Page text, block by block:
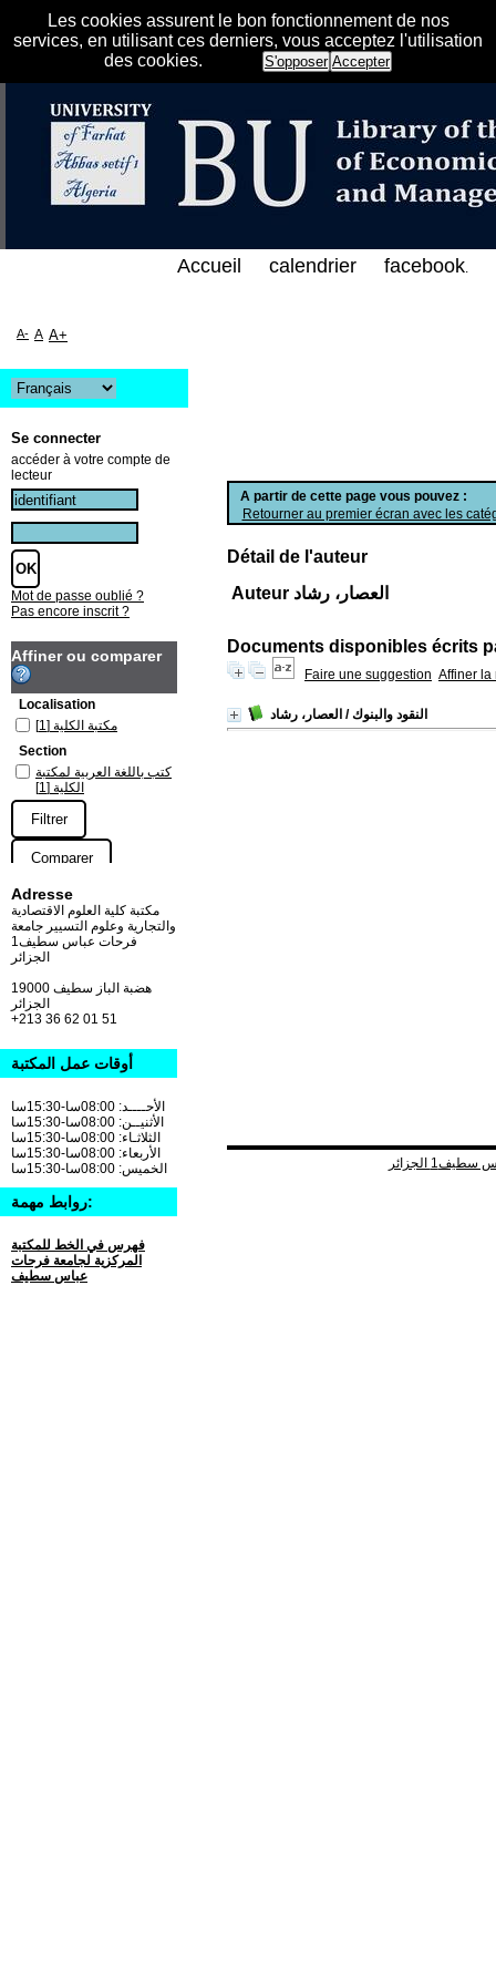
Les cookies assurent le bon fonctionnement de nos
services, en utilisant ces derniers, vous acceptez l'utilisation
des cookies.
S'opposer Accepter
الإلكتروني على الخط المباشر لمكتبة كلية
A partir de cette page vous pouvez :
Retourner au premier écran avec les
Détail de l'auteur
Auteur العصار، رشاد
Documents disponibles écrits
Faire une suggestion Affiner la
النقود والبنوك / العصار، رشاد
Accueil calendrier facebook.
A- A A+
Se connecter
accéder à votre compte de
lecteur
Mot de passe oublié ?
Pas encore inscrit ?
Affiner ou comparer
Localisation
مكتبة الكلية [1]
Section
كتب باللغة العربية لمكتبة
الكلية [1]
Adresse
مكتبة كلية العلوم الاقتصادية
والتجارية وعلوم التسيير جامعة
فرحات عباس سطيف1
الجزائر
19000 هضبة الباز سطيف
+213 36 62 01 51
أوقات عمل المكتبة
الأحــــد: 08:00سا-15:30سا
الأثنيــن: 08:00سا-15:30سا
الثلاثـاء: 08:00سا-15:30سا
الأربعاء: 08:00سا-15:30سا
الخميس: 08:00سا-15:30سا
روابط مهمة:
فهرس في الخط للمكتبة
المركزية لجامعة فرحات
عباس سطيف